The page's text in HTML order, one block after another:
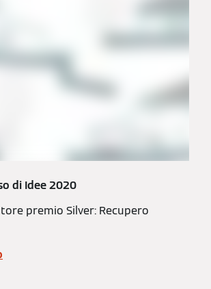
di Idee 2020
premio Silver: Recupero